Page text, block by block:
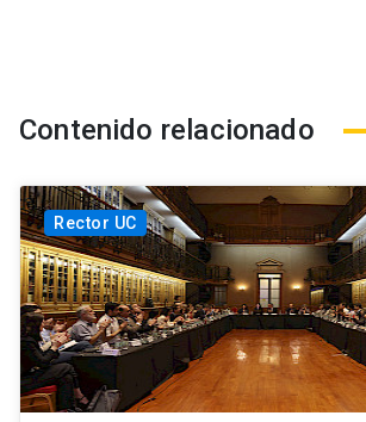
Contenido relacionado
Rector UC